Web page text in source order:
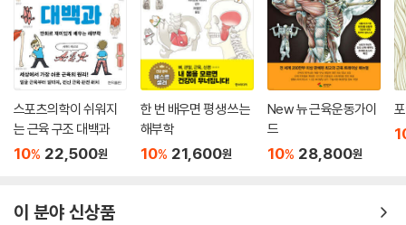
용 코치의 운동 바이블. 이 책은 단순한 운동법을 넘어, 몸의 기능을 이해하
고 활용하는 방법을 체계적으로 제시합니다. 특히, 일상과 스포츠를 아우
르는 기능성 운동의 핵심 원칙과 실천법은 독자들에게 강력한 변화를 선사
할 것입니다. 꼭 읽어보시기를 추천합니다!
- 이금호 (짐홀릭 대표)
통증관리에서부터 기능성운동까지 이 책 한권으로 알 수 있습니다! 기능
몸에 대한 이해를 통한 효과적인 운동 고관절, 어깨관절, 척추, 발 각 신체
스포츠의학이 쉬워지
는 근육 구조 대백과
10% 22,500원
한 번 배우면 평생 쓰는
해부학
10% 21,600원
New 뉴 근육운동가이
드
10% 28,800원
이 분야 신상품